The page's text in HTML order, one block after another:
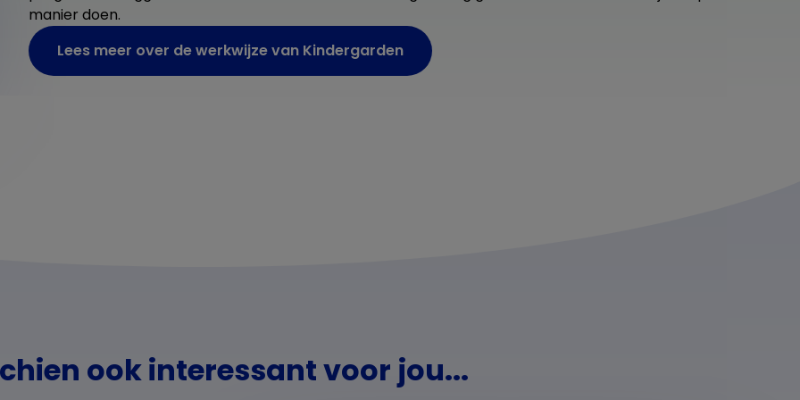
manier doen.
Lees meer over de werkwijze van Kindergarden
ook interessant voor jou...